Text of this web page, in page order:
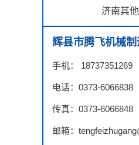
济南其他
辉县市腾飞机械制
手机： 18737351269
电话：0373-6066838
传真：0373-6066848
邮箱：